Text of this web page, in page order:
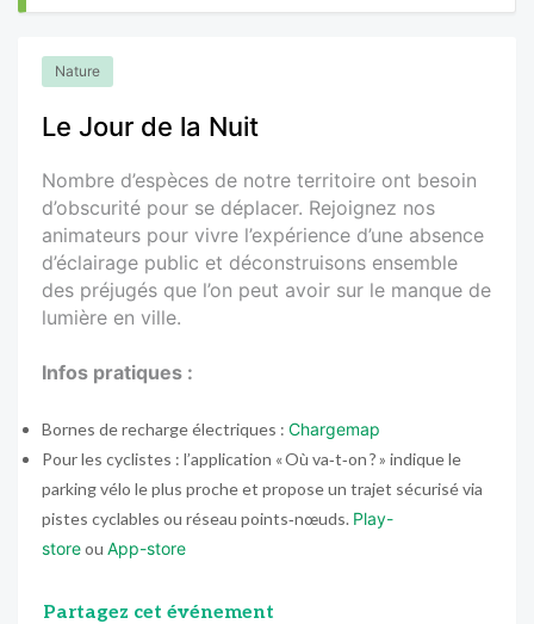
Nature
Le Jour de la Nuit
Nombre d’espèces de notre territoire ont besoin
d’obscurité pour se déplacer. Rejoignez nos
animateurs pour vivre l’expérience d’une absence
d’éclairage public et déconstruisons ensemble
des préjugés que l’on peut avoir sur le manque de
lumière en ville.
Infos pratiques :
Bornes de recharge électriques : Chargemap
Pour les cyclistes : l’application « Où va‑t‑on ? » indique le
parking vélo le plus proche et propose un trajet sécurisé via
pistes cyclables ou réseau points‑nœuds. Play-
storeou App-store
Partagez cet événement